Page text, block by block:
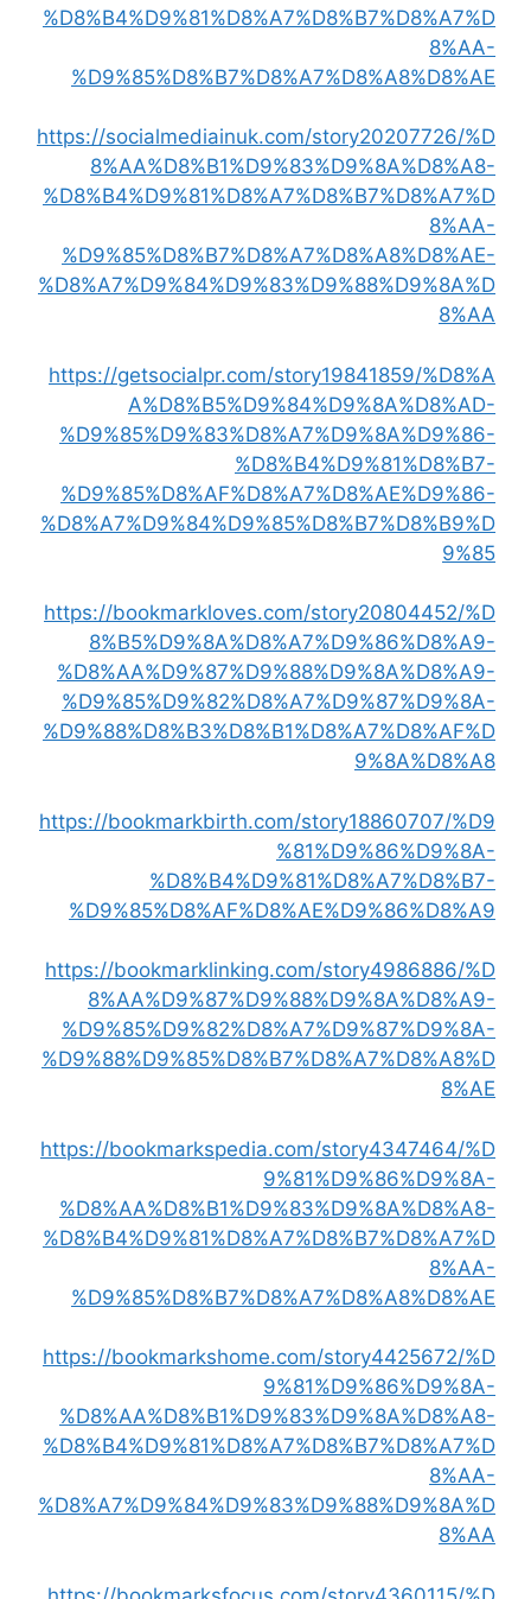
%D8%B4%D9%81%D8%A7%D8%B7%D8%A7%D
8%AA-
%D9%85%D8%B7%D8%A7%D8%A8%D8%AE
https://socialmediainuk.com/story20207726/%D
8%AA%D8%B1%D9%83%D9%8A%D8%A8-
%D8%B4%D9%81%D8%A7%D8%B7%D8%A7%D
8%AA-
%D9%85%D8%B7%D8%A7%D8%A8%D8%AE-
%D8%A7%D9%84%D9%83%D9%88%D9%8A%D
8%AA
https://getsocialpr.com/story19841859/%D8%A
A%D8%B5%D9%84%D9%8A%D8%AD-
%D9%85%D9%83%D8%A7%D9%8A%D9%86-
%D8%B4%D9%81%D8%B7-
%D9%85%D8%AF%D8%A7%D8%AE%D9%86-
%D8%A7%D9%84%D9%85%D8%B7%D8%B9%D
9%85
https://bookmarkloves.com/story20804452/%D
8%B5%D9%8A%D8%A7%D9%86%D8%A9-
%D8%AA%D9%87%D9%88%D9%8A%D8%A9-
%D9%85%D9%82%D8%A7%D9%87%D9%8A-
%D9%88%D8%B3%D8%B1%D8%A7%D8%AF%D
9%8A%D8%A8
https://bookmarkbirth.com/story18860707/%D9
%81%D9%86%D9%8A-
%D8%B4%D9%81%D8%A7%D8%B7-
%D9%85%D8%AF%D8%AE%D9%86%D8%A9
https://bookmarklinking.com/story4986886/%D
8%AA%D9%87%D9%88%D9%8A%D8%A9-
%D9%85%D9%82%D8%A7%D9%87%D9%8A-
%D9%88%D9%85%D8%B7%D8%A7%D8%A8%D
8%AE
https://bookmarkspedia.com/story4347464/%D
9%81%D9%86%D9%8A-
%D8%AA%D8%B1%D9%83%D9%8A%D8%A8-
%D8%B4%D9%81%D8%A7%D8%B7%D8%A7%D
8%AA-
%D9%85%D8%B7%D8%A7%D8%A8%D8%AE
https://bookmarkshome.com/story4425672/%D
9%81%D9%86%D9%8A-
%D8%AA%D8%B1%D9%83%D9%8A%D8%A8-
%D8%B4%D9%81%D8%A7%D8%B7%D8%A7%D
8%AA-
%D8%A7%D9%84%D9%83%D9%88%D9%8A%D
8%AA